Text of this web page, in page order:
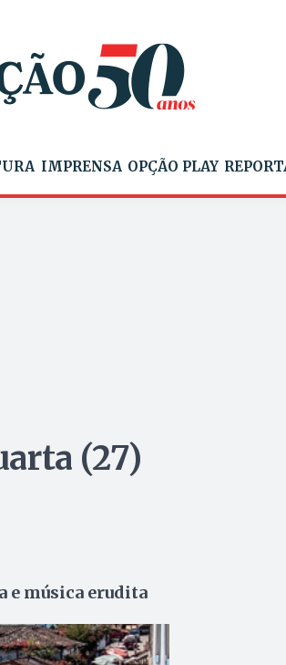
IMPRENSA OPÇÃO PLAY
(27)
e música erudita